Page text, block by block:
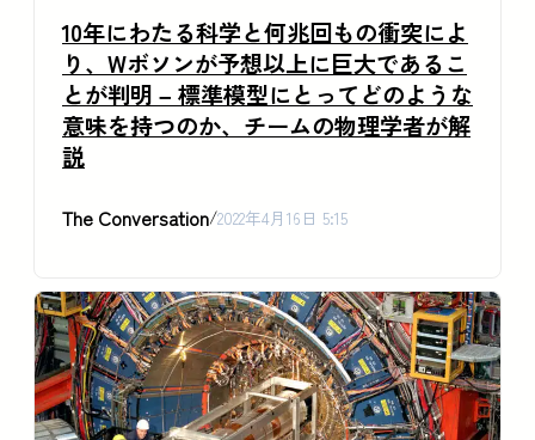
10年にわたる科学と何兆回もの衝突によ
り、Wボソンが予想以上に巨大であるこ
とが判明 – 標準模型にとってどのような
意味を持つのか、チームの物理学者が解
説
The Conversation/2022年4月16日 5:15